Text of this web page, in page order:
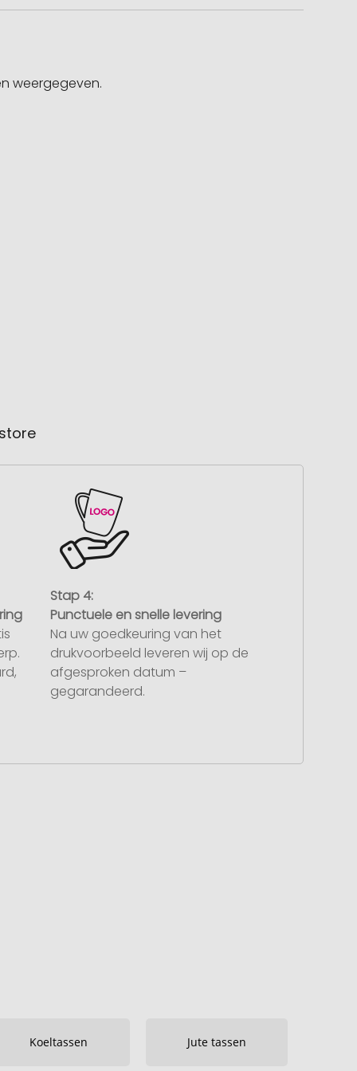
weergegeven.
Stap 4:
Punctuele en snelle levering
Na uw goedkeuring van het
drukvoorbeeld leveren wij op de
afgesproken datum –
gegarandeerd.
Koeltassen Jute tassen